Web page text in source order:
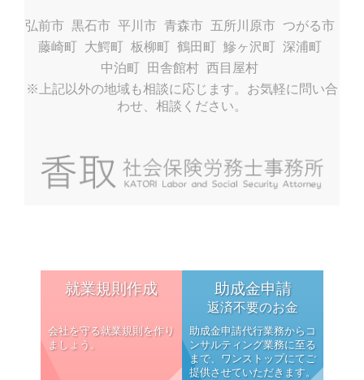
弘前市 黒石市 平川市 青森市 五所川原市 つがる市
藤崎町 大鰐町 板柳町 鶴田町 鰺ヶ沢町 深浦町
中泊町
田舎館村 西目屋村
※上記以外の地域も相談に応じます。お気軽に問い合
わせ、相談ください。
就業規則作成
会社を守る就業規則を作り
ましょう。
助成金申請
返済不要のお金
助成金申請代行業務からコ
ンサルティング業務に至る
まで、ワンストップにてご
提供させていただきます。